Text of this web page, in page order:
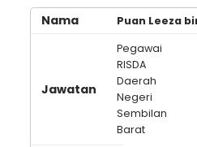
Puan Leeza
Pegawai
RISDA
Daerah
Negeri
Sembilan
Barat
Loading